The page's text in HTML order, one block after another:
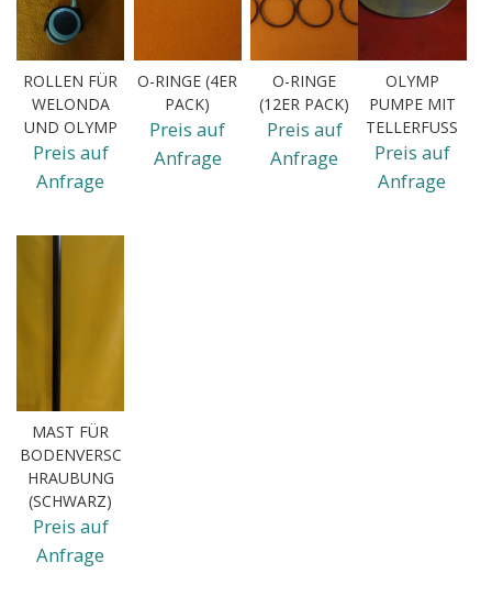
ROLLEN FÜR
WELONDA
UND OLYMP
Preis auf
Anfrage
O-RINGE (4ER
PACK)
Preis auf
Anfrage
O-RINGE
(12ER PACK)
Preis auf
Anfrage
OLYMP
PUMPE MIT
TELLERFUSS
Preis auf
Anfrage
MAST FÜR
BODENVERSC
HRAUBUNG
(SCHWARZ)
Preis auf
Anfrage